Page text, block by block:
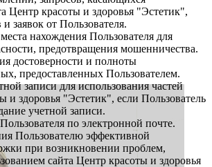
Центр красоты и здоровья "Эстетик",
заявок от Пользователя.
нахождения Пользователя для
предотвращения мошенничества.
достоверности и полноты
предоставленных Пользователем.
записи для использования частей
и здоровья "Эстетик", если Пользователь
учетной записи.
по электронной почте.
Пользователю эффективной
при возникновении проблем,
сайта Центр красоты и здоровья